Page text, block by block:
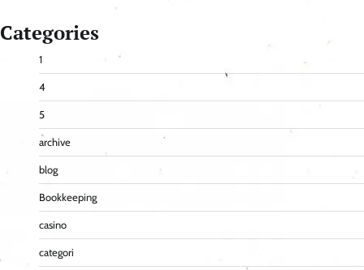
Categories
1
4
5
archive
blog
Bookkeeping
casino
categori